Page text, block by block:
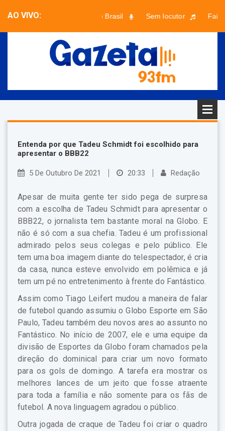
AO VIVO: A Voz do Brasil Sem locutor
Entenda por que Tadeu Schmidt foi escolhido para
apresentar o BBB22
5 De Outubro De 2021 20:33 Redação
Apesar de muita gente ter sido pega de surpresa
com a escolha de Tadeu Schmidt para apresentar o
BBB22, o jornalista tem bastante moral na Globo. E
não é só com a sua chefia. Tadeu é um profissional
admirado pelos seus colegas e pelo público. Ele
tem uma boa imagem diante do telespectador, é cria
da casa, nunca esteve envolvido em polêmica e já
tem um pé no entretenimento à frente do Fantástico.
Assim como Tiago Leifert mudou a maneira de falar
de futebol quando assumiu o Globo Esporte em São
Paulo, Tadeu também deu novos ares ao assunto no
Fantástico. No início de 2007, ele e uma equipe da
divisão de Esportes da Globo foram chamados pela
direção do dominical para criar um novo formato
para os gols de domingo. A tarefa era mostrar os
melhores lances de um jeito que fosse atraente
para toda a família e não somente para os fãs de
futebol. A nova linguagem agradou o público.
Outra jogada de craque de Tadeu foi criar o quadro